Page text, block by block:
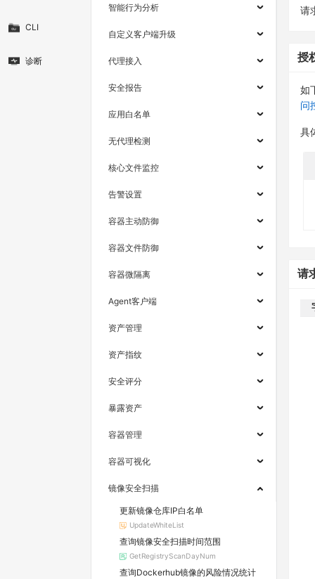
CLI
诊断
智能行为分析
自定义客户端升级
代理接入
安全报告
应用白名单
无代理检测
核心文件监控
告警设置
容器主动防御
容器文件防御
容器微隔离
Agent客户端
资产管理
资产指纹
安全评分
暴露资产
容器管理
容器可视化
镜像安全扫描
更新镜像仓库IP白名单
UpdateWhiteList
查询镜像安全扫描时间范围
GetRegistryScanDayNum
查询Dockerhub镜像的风险情况统计
请
授
如
问
具
请